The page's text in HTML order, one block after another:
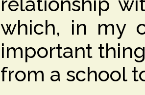
which, in my
important
from a school